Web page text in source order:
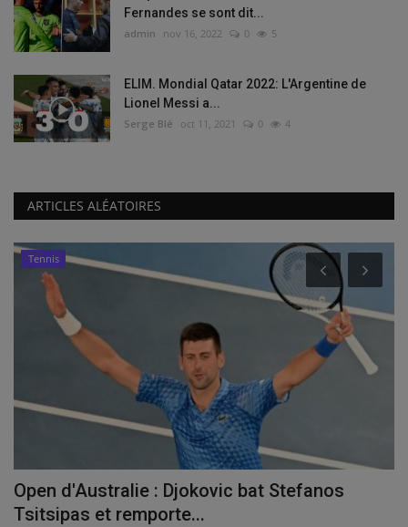
Fernandes se sont dit...
admin nov 16, 2022 0 5
ELIM. Mondial Qatar 2022: L'Argentine de
Lionel Messi a...
Serge Blé oct 11, 2021 0 4
ARTICLES ALÉATOIRES
Buzz de Sport
Man United : les découvertes d’Antony dans
l’ancienne maison...